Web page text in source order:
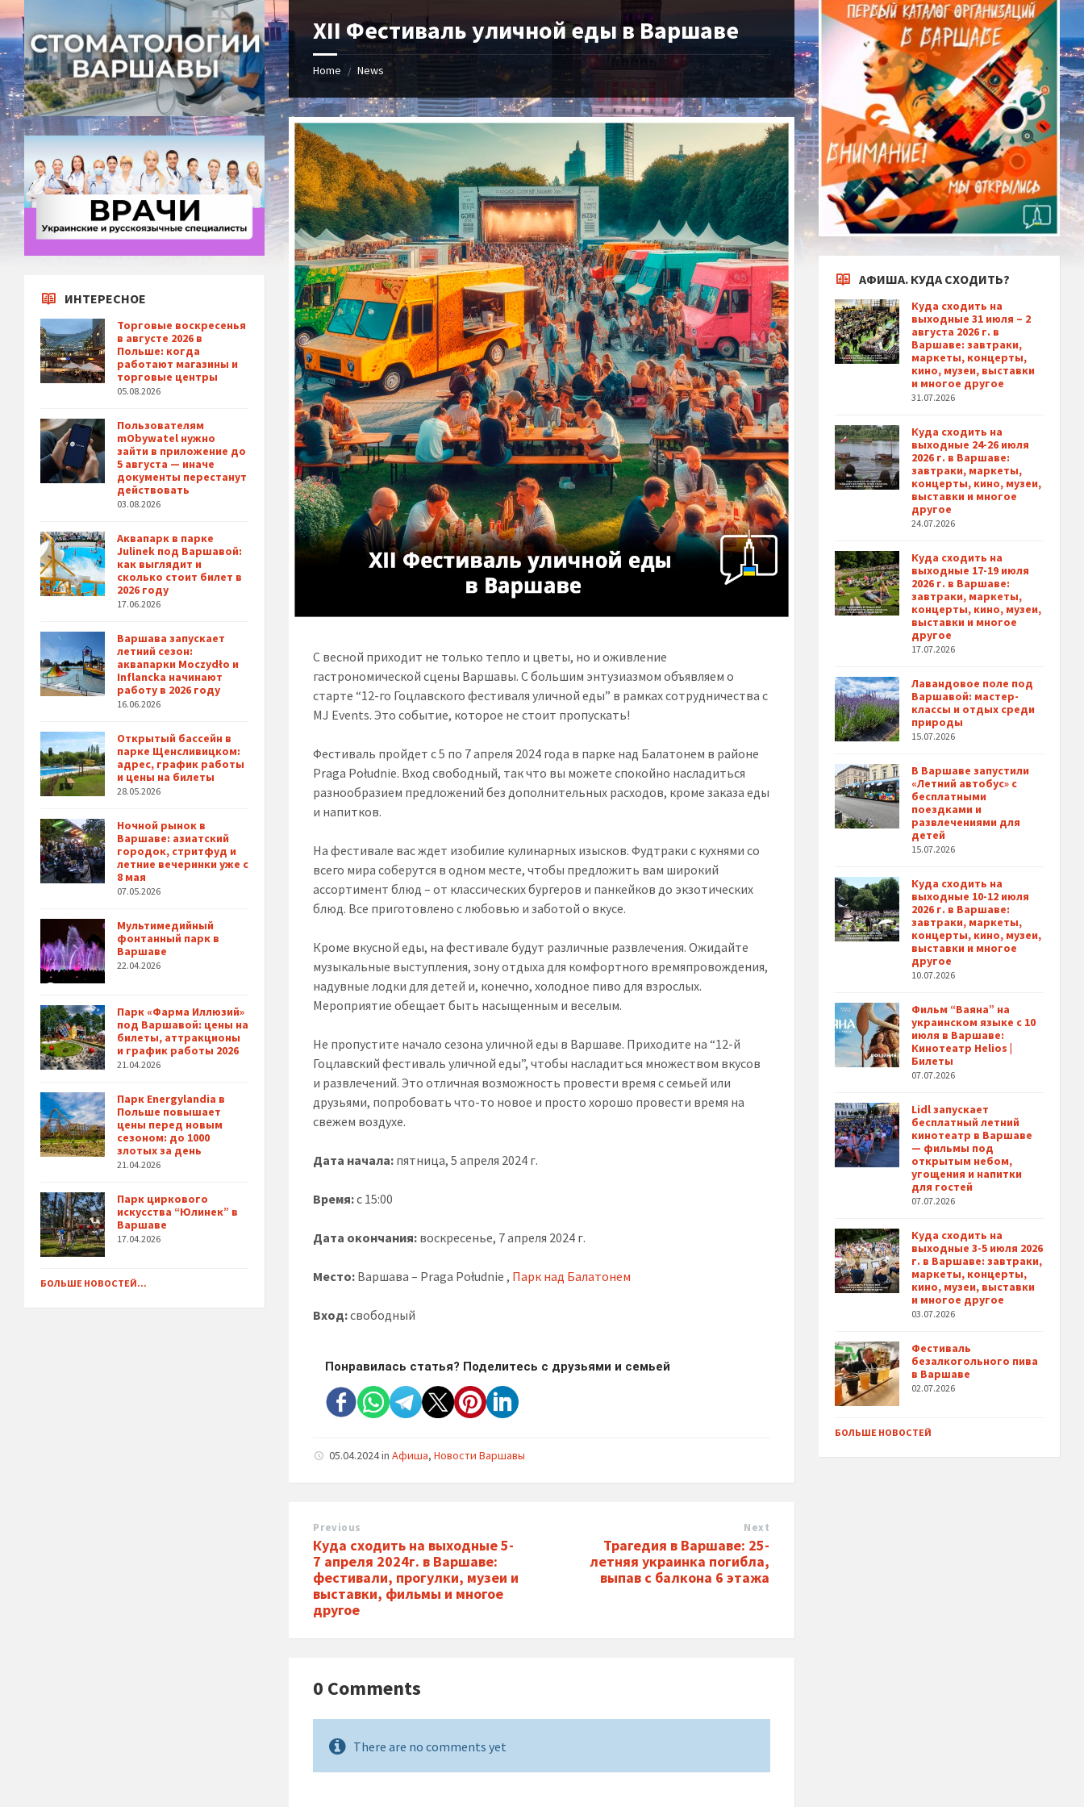
XII Фестиваль уличной еды в Варшаве
Home / News
С весной приходит не только тепло и цветы, но и оживление
гастрономической сцены Варшавы. С большим энтузиазмом объявляем о
старте “12-го Гоцлавского фестиваля уличной еды” в рамках сотрудничества с
MJ Events. Это событие, которое не стоит пропускать!
Фестиваль пройдет с 5 по 7 апреля 2024 года в парке над Балатонем в районе
Praga Południe. Вход свободный, так что вы можете спокойно насладиться
разнообразием предложений без дополнительных расходов, кроме заказа еды
и напитков.
На фестивале вас ждет изобилие кулинарных изысков. Фудтраки с кухнями со
всего мира соберутся в одном месте, чтобы предложить вам широкий
ассортимент блюд – от классических бургеров и панкейков до экзотических
блюд. Все приготовлено с любовью и заботой о вкусе.
Кроме вкусной еды, на фестивале будут различные развлечения. Ожидайте
музыкальные выступления, зону отдыха для комфортного времяпровождения,
надувные лодки для детей и, конечно, холодное пиво для взрослых.
Мероприятие обещает быть насыщенным и веселым.
Не пропустите начало сезона уличной еды в Варшаве. Приходите на “12-й
Гоцлавский фестиваль уличной еды”, чтобы насладиться множеством вкусов
и развлечений. Это отличная возможность провести время с семьей или
друзьями, попробовать что-то новое и просто хорошо провести время на
свежем воздухе.
Дата начала: пятница, 5 апреля 2024 г.
Время:с 15:00
Дата окончания: воскресенье, 7 апреля 2024 г.
Место: Варшава – Praga Południe , Парк над Балатонем
Вход:свободный
Понравилась статья? Поделитесь с друзьями и семьей
05.04.2024inАфиша,Новости Варшавы
Previous
Куда сходить на выходные 5-
7 апреля 2024г. в Варшаве:
фестивали, прогулки, музеи и
выставки, фильмы и многое
другое
Next
Трагедия в Варшаве: 25-
летняя украинка погибла,
выпав с балкона 6 этажа
0 Comments
There are no comments yet
ИНТЕРЕСНОЕ
Торговые воскресенья
в августе 2026 в
Польше: когда
работают магазины и
торговые центры
05.08.2026
Пользователям
mObywatel нужно
зайти в приложение до
5 августа — иначе
документы перестанут
действовать
03.08.2026
Аквапарк в парке
Julinek под Варшавой:
как выглядит и
сколько стоит билет в
2026 году
17.06.2026
Варшава запускает
летний сезон:
аквапарки Moczydło и
Inflancka начинают
работу в 2026 году
16.06.2026
Открытый бассейн в
парке Щенсливицком:
адрес, график работы
и цены на билеты
28.05.2026
Ночной рынок в
Варшаве: азиатский
городок, стритфуд и
летние вечеринки уже с
8 мая
07.05.2026
Мультимедийный
фонтанный парк в
Варшаве
22.04.2026
Парк «Фарма Иллюзий»
под Варшавой: цены на
билеты, аттракционы
и график работы 2026
21.04.2026
Парк Energylandia в
Польше повышает
цены перед новым
сезоном: до 1000
злотых за день
21.04.2026
Парк циркового
искусства “Юлинек” в
Варшаве
17.04.2026
БОЛЬШЕ НОВОСТЕЙ...
АФИША. КУДА СХОДИТЬ?
Куда сходить на
выходные 31 июля – 2
августа 2026 г. в
Варшаве: завтраки,
маркеты, концерты,
кино, музеи, выставки
и многое другое
31.07.2026
Куда сходить на
выходные 24-26 июля
2026 г. в Варшаве:
завтраки, маркеты,
концерты, кино, музеи,
выставки и многое
другое
24.07.2026
Куда сходить на
выходные 17-19 июля
2026 г. в Варшаве:
завтраки, маркеты,
концерты, кино, музеи,
выставки и многое
другое
17.07.2026
Лавандовое поле под
Варшавой: мастер-
классы и отдых среди
природы
15.07.2026
В Варшаве запустили
«Летний автобус» с
бесплатными
поездками и
развлечениями для
детей
15.07.2026
Куда сходить на
выходные 10-12 июля
2026 г. в Варшаве:
завтраки, маркеты,
концерты, кино, музеи,
выставки и многое
другое
10.07.2026
Фильм “Ваяна” на
украинском языке с 10
июля в Варшаве:
Кинотеатр Helios |
Билеты
07.07.2026
Lidl запускает
бесплатный летний
кинотеатр в Варшаве
— фильмы под
открытым небом,
угощения и напитки
для гостей
07.07.2026
Куда сходить на
выходные 3-5 июля 2026
г. в Варшаве: завтраки,
маркеты, концерты,
кино, музеи, выставки
и многое другое
03.07.2026
Фестиваль
безалкогольного пива
в Варшаве
02.07.2026
БОЛЬШЕ НОВОСТЕЙ